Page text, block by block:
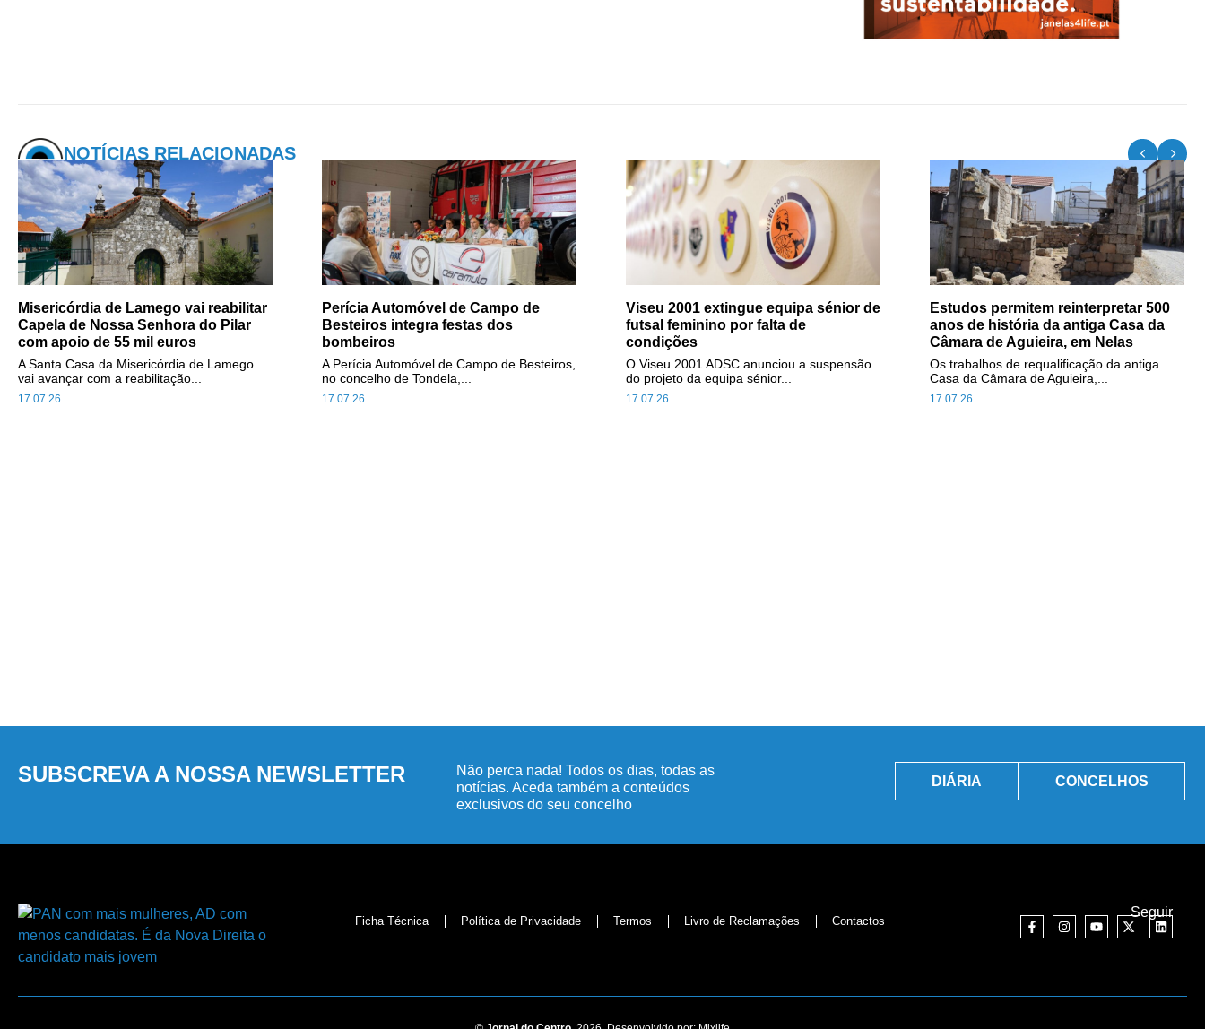
NOTÍCIAS RELACIONADAS
Misericórdia de Lamego vai reabilitar
Capela de Nossa Senhora do Pilar
com apoio de 55 mil euros
17.07.26
A Santa Casa da Misericórdia de Lamego
vai avançar com a reabilitação...
Perícia Automóvel de Campo de
Besteiros integra festas dos
bombeiros
17.07.26
A Perícia Automóvel de Campo de Besteiros,
no concelho de Tondela,...
Viseu 2001 extingue equipa sénior de
futsal feminino por falta de
condições
17.07.26
O Viseu 2001 ADSC anunciou a suspensão
do projeto da equipa sénior...
Estudos permitem reinterpretar 500
anos de história da antiga Casa da
Câmara de Aguieira, em Nelas
17.07.26
Os trabalhos de requalificação da antiga
Casa da Câmara de Aguieira,...
SUBSCREVA A NOSSA NEWSLETTER
Não perca nada! Todos os dias, todas as
notícias. Aceda também a conteúdos
exclusivos do seu concelho
DIÁRIA CONCELHOS
Ficha Técnica Política de Privacidade Termos Livro de Reclamações Contactos
Seguir